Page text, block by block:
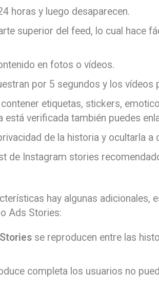
horas y luego desaparecen.
superior del feed, lo cual hace
en fotos o vídeos.
por 5 segundos y los vídeos
etiquetas, stickers,
está verificada también puedes
de la historia y ocultarla a
de Instagram stories
hay algunas adicionales,
Ads Stories:
se reproducen entre las
completa los usuarios no